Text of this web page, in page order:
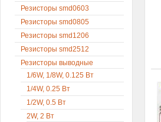
Резисторы smd0603
Резисторы smd0805
Резисторы smd1206
Резисторы smd2512
Резисторы выводные
1/6W, 1/8W, 0.125 Вт
1/4W, 0.25 Вт
1/2W, 0.5 Вт
2W, 2 Вт